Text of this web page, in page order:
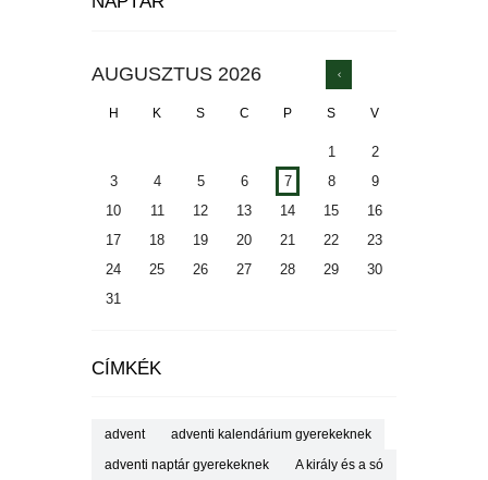
AUGUSZTUS 2026
H K S C P S V
1
2
3
4 5 6 7 8
9
10
11 12 13 14 15
16
17
18 19 20 21 22
23
24
25 26 27 28 29
30
31
CÍMKÉK
advent adventi kalendárium gyerekeknek
adventi naptár gyerekeknek A király és a só